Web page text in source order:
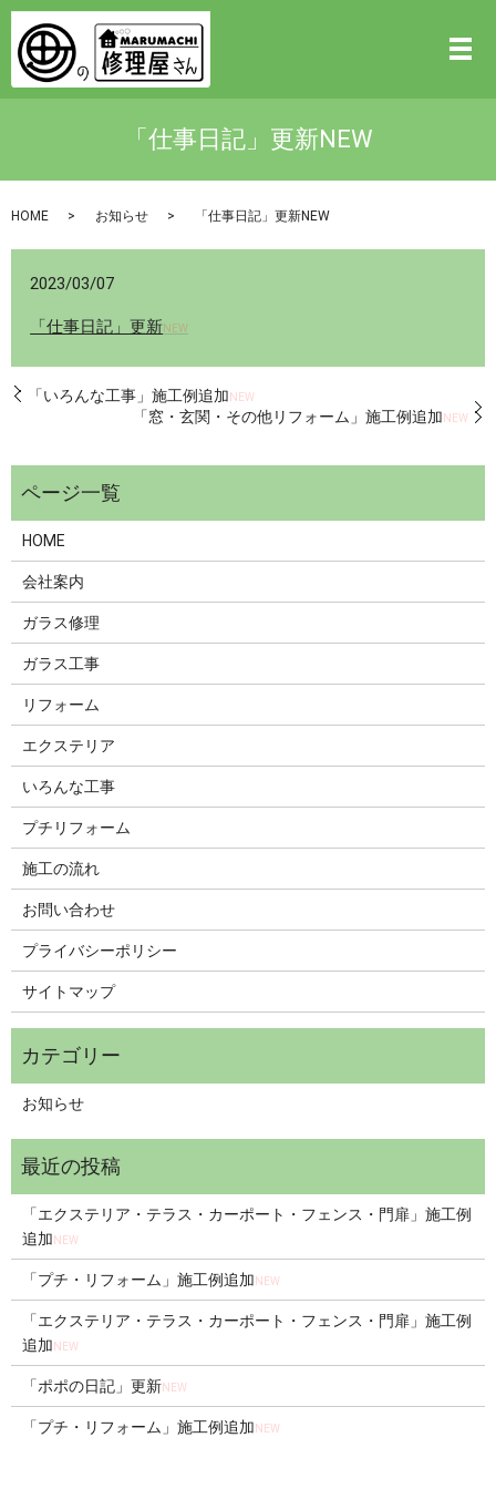
「仕事日記」更新NEW
HOME お知らせ 「仕事日記」更新NEW
2023/03/07
「仕事日記」更新NEW
「いろんな工事」施工例追加 NEW
「窓・玄関・その他リフォーム」施工例追加 NEW
HOME
会社案内
ガラス修理
ガラス工事
リフォーム
エクステリア
いろんな工事
プチリフォーム
施工の流れ
お問い合わせ
プライバシーポリシー
サイトマップ
お知らせ
「エクステリア・テラス・カーポート・フェンス・門扉」施工例
追加 NEW
「プチ・リフォーム」施工例追加 NEW
「エクステリア・テラス・カーポート・フェンス・門扉」施工例
追加 NEW
「ポポの日記」更新NEW
「プチ・リフォーム」施工例追加 NEW